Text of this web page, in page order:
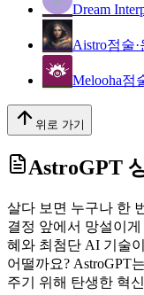
Dream
Aistro점술·
Melooha점
위로 가기
AstroGPT
살다 보면 누구나 한
결정 앞에서 망설이
혜와 최첨단 AI 기술
어떨까요? AstroGPT
주기 위해 탄생한 혁